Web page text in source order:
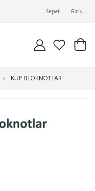
Sepet Giriş
KÜP BLOKNOTLAR